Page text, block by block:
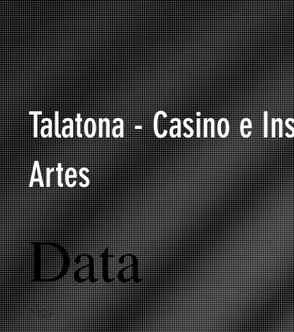
Talatona - Casino e
Artes
Data
2009